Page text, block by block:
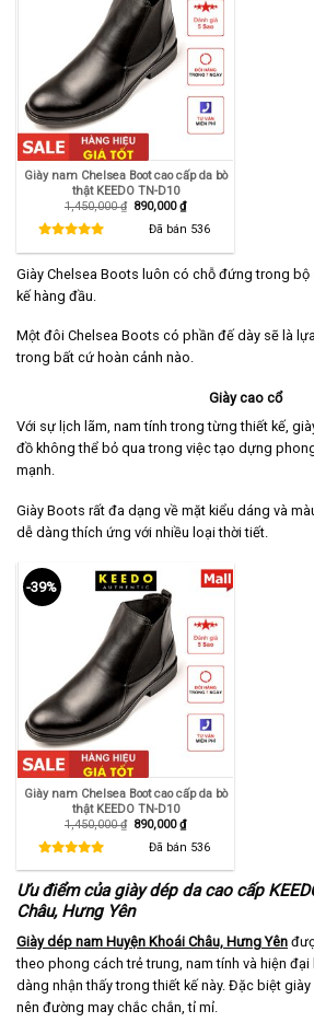
Giày nam Chelsea Boot cao cấp da bò
thật KEEDO TN-D10
1,450,000₫ Giá
890,000₫Giá
hiện
tại
Đã bán 536
Giày Chelsea Boots luôn có chỗ đứng trong
kế hàng đầu.
Một đôi Chelsea Boots có phần đế dày sẽ là
trong bất cứ hoàn cảnh nào.
Giày cao cổ
Với sự lịch lãm, nam tính trong từng thiết kế,
đồ không thể bỏ qua trong việc tạo dựng
mạnh.
Giày Boots rất đa dạng về mặt kiểu dáng và
dễ dàng thích ứng với nhiều loại thời tiết.
-39%
Giày nam Chelsea Boot cao cấp da bò
thật KEEDO TN-D10
1,450,000₫ Giá
1,450,000 ₫.
890,000₫Giá
hiện
tại
là:
890,000 ₫.
Đã bán 536
Ưu điểm của giày dép da cao cấp
Châu, Hưng Yên
Giày dép nam Huyện Khoái Châu, Hưng Yên
theo phong cách trẻ trung, nam tính và hiện
dàng nhận thấy trong thiết kế này. Đặc biệt
nên đường may chắc chắn, tỉ mỉ.